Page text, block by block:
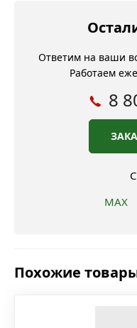
Ответим на ваши
Работаем
8
MAX
Похожие